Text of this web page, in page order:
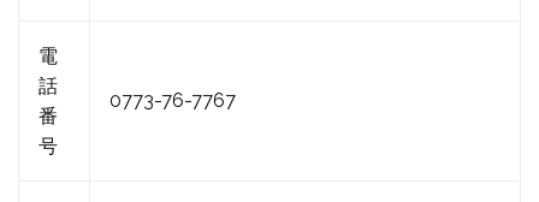
電
話
番
号
0773-76-7767